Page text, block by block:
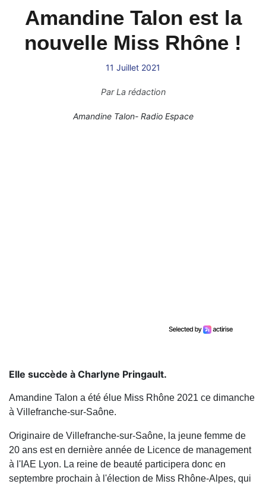
Amandine Talon est la
nouvelle Miss Rhône !
11 Juillet 2021
ParLa rédaction
Amandine Talon- Radio Espace
Elle succède à Charlyne Pringault.
Amandine Talon a été élue Miss Rhône 2021 ce dimanche
à Villefranche-sur-Saône.
Originaire de Villefranche-sur-Saône, la jeune femme de
20 ans est en dernière année de Licence de management
à l'IAE Lyon. La reine de beauté participera donc en
septembre prochain à l'élection de Miss Rhône-Alpes, qui